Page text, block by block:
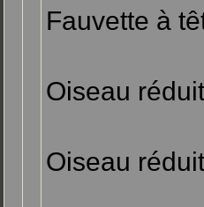
Fauvette à
Oiseau
Oiseau